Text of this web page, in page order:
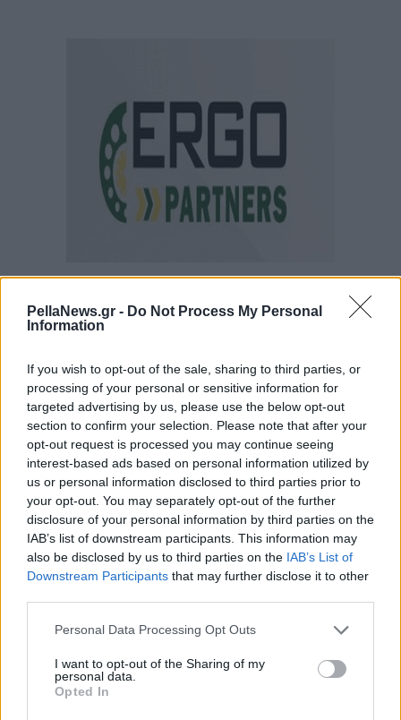
PellaNews.gr - Do Not Process My Personal
Information
If you wish to opt-out of the sale, sharing to third parties, or
processing of your personal or sensitive information for
targeted advertising by us, please use the below opt-out
section to confirm your selection. Please note that after your
opt-out request is processed you may continue seeing
interest-based ads based on personal information utilized by
us or personal information disclosed to third parties prior to
your opt-out. You may separately opt-out of the further
disclosure of your personal information by third parties on the
IAB’s list of downstream participants. This information may
also be disclosed by us to third parties on the IAB’s List of
Downstream Participants that may further disclose it to other
Personal Data Processing Opt Outs
I want to opt-out of the Sharing of my
personal data.
Opted In